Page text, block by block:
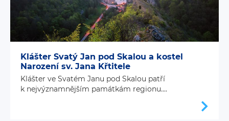
Klášter Svatý Jan pod Skalou a kostel
Narození sv. Jana Křtitele
Klášter ve Svatém Janu pod Skalou patří
k nejvýznamnějším památkám regionu....